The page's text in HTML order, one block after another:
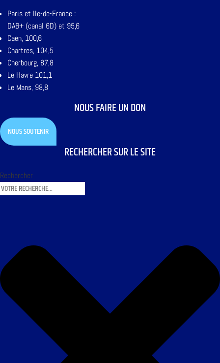
Paris et Ile-de-France :
DAB+ (canal 6D) et 95,6
Caen, 100,6
Chartres, 104,5
Cherbourg, 87,8
Le Havre 101,1
Le Mans, 98,8
NOUS FAIRE UN DON
NOUS SOUTENIR
RECHERCHER SUR LE SITE
Rechercher